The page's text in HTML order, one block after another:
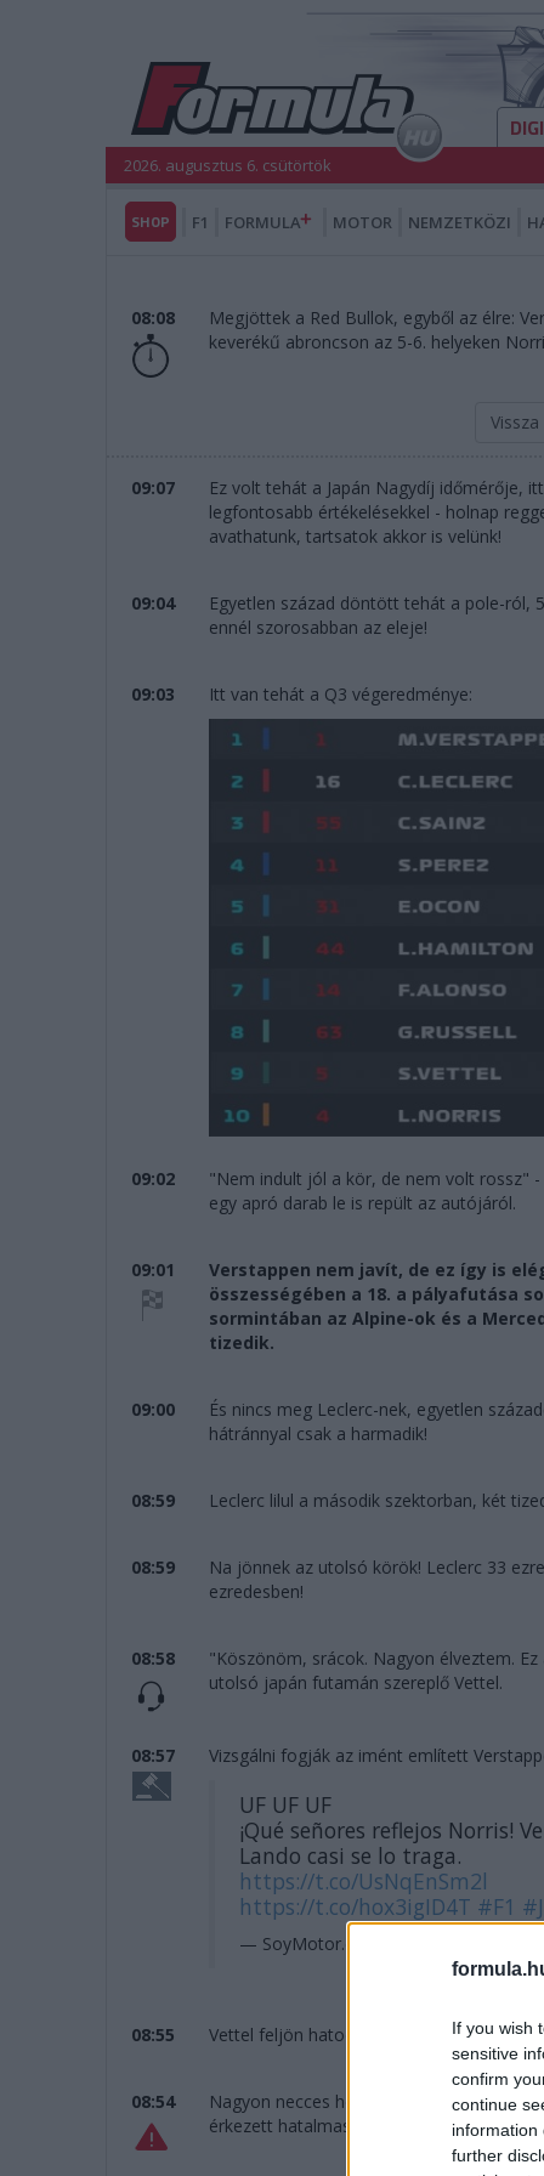
If you wish
sensitive
confirm
continue
information
further
2026. augusztus 6. csütörtök
SHOP F1 FORMULA MOTOR NEMZETKÖZI
08:08
Megjöttek a Red Bullok, egyből az élre:
keverékű abroncson az 5-6. helyeken
09:07
Ez volt tehát a Japán Nagydíj időmérője,
legfontosabb értékelésekkel - holnap
avathatunk, tartsatok akkor is velünk!
09:04
Egyetlen század döntött tehát a pole-ról,
ennél szorosabban az eleje!
09:03 Itt van tehát a Q3 végeredménye:
09:02
"Nem indult jól a kör, de nem volt rossz"
egy apró darab le is repült az autójáról.
09:01
Verstappen nem javít, de ez így is
összességében a 18. a pályafutása
sormintában az Alpine-ok és a
tizedik.
09:00
És nincs meg Leclerc-nek, egyetlen
hátránnyal csak a harmadik!
08:59 Leclerc lilul a második szektorban, két
08:59
Na jönnek az utolsó körök! Leclerc 33
ezredesben!
08:58
"Köszönöm, srácok. Nagyon élveztem.
utolsó japán futamán szereplő Vettel.
08:57 Vizsgálni fogják az imént említett
UF UF UF
¡Qué señores reflejos Norris!
Lando casi se lo traga.
https://t.co/UsNqEnSm2l
https://t.co/hox3igID4T #F1
— SoyMotor.com (@SoyMotor)
08:55 Vettel feljön hatodiknak Russellék elő.
08:54
Nagyon necces helyzet a 130R
érkezett hatalmas tempóval, a britnek le